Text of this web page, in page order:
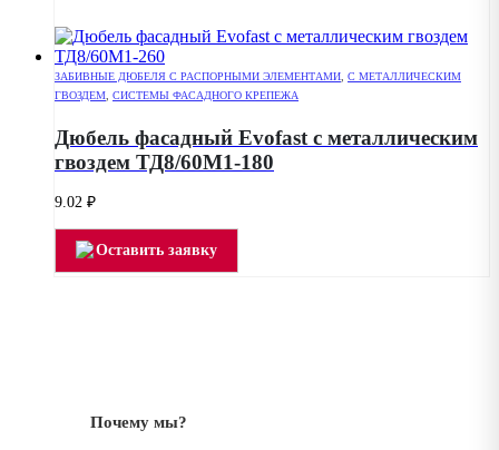
ЗАБИВНЫЕ ДЮБЕЛЯ С РАСПОРНЫМИ ЭЛЕМЕНТАМИ С МЕТАЛЛИЧЕСКИМ
ГВОЗДЕМ СИСТЕМЫ ФАСАДНОГО КРЕПЕЖА
Дюбель фасадный Evofast с металлическим
гвоздем ТД8/60М1-180
9.02 ₽
Оставить заявку
Почему мы?